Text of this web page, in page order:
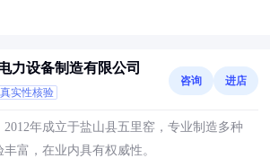
力设备制造有限公司
实性核验
咨询 进店
年成立于盐山县五里窑，专业制造多种
富，在业内具有权威性。